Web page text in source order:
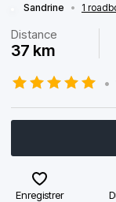
Sandrine • 1
Distance
37 km
•
Enregistrer